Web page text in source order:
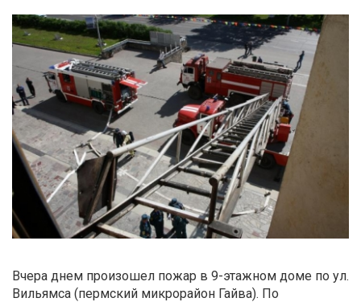
Вчера днем произошел пожар в 9-этажном доме по ул.
Вильямса (пермский микрорайон Гайва). По